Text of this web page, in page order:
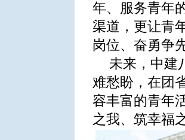
年、服务青年
渠道，更让青
岗位、奋勇争
未来，中建
难愁盼，在团
容丰富的青年
之我、筑幸福